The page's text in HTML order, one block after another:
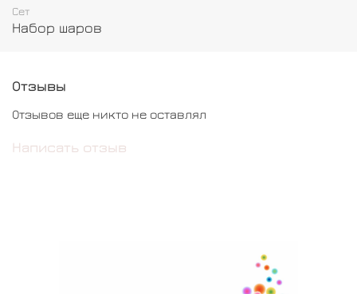
Сет
Набор шаров
Отзывы
Отзывов еще никто не оставлял
Написать отзыв